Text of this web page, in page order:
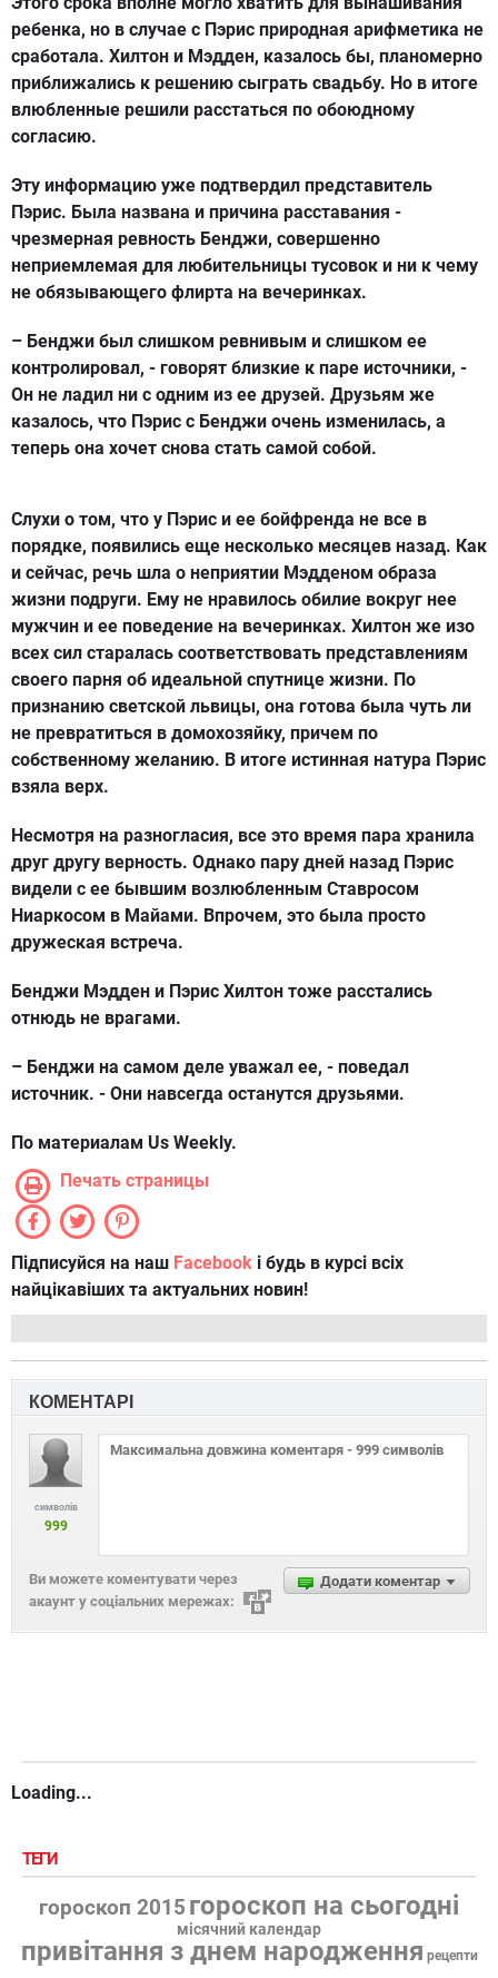
ребенка, но в случае с Пэрис природная арифметика не
сработала. Хилтон и Мэдден, казалось бы, планомерно
приближались к решению сыграть свадьбу. Но в итоге
влюбленные решили расстаться по обоюдному
согласию.
Эту информацию уже подтвердил представитель
Пэрис. Была названа и причина расставания -
чрезмерная ревность Бенджи, совершенно
неприемлемая для любительницы тусовок и ни к чему
не обязывающего флирта на вечеринках.
– Бенджи был слишком ревнивым и слишком ее
контролировал, - говорят близкие к паре источники, -
Он не ладил ни с одним из ее друзей. Друзьям же
казалось, что Пэрис с Бенджи очень изменилась, а
теперь она хочет снова стать самой собой.
Слухи о том, что у Пэрис и ее бойфренда не все в
порядке, появились еще несколько месяцев назад. Как
и сейчас, речь шла о неприятии Мэдденом образа
жизни подруги. Ему не нравилось обилие вокруг нее
мужчин и ее поведение на вечеринках. Хилтон же изо
всех сил старалась соответствовать представлениям
своего парня об идеальной спутнице жизни. По
признанию светской львицы, она готова была чуть ли
не превратиться в домохозяйку, причем по
собственному желанию. В итоге истинная натура Пэрис
взяла верх.
Несмотря на разногласия, все это время пара хранила
друг другу верность. Однако пару дней назад Пэрис
видели с ее бывшим возлюбленным Ставросом
Ниаркосом в Майами. Впрочем, это была просто
дружеская встреча.
Бенджи Мэдден и Пэрис Хилтон тоже расстались
отнюдь не врагами.
– Бенджи на самом деле уважал ее, - поведал
источник. - Они навсегда останутся друзьями.
По материалам Us Weekly.
Печать страницы
Підписуйся на наш Facebook і будь в курсі всіх
найцікавіших та актуальних новин!
КОМЕНТАРІ
символів
999
Додати коментар
Ви можете коментувати через
акаунт у соціальних мережах:
Loading...
ТЕГИ
гороскоп 2015 гороскоп на сьогодні
місячний календар
привітання з днем народження рецепти